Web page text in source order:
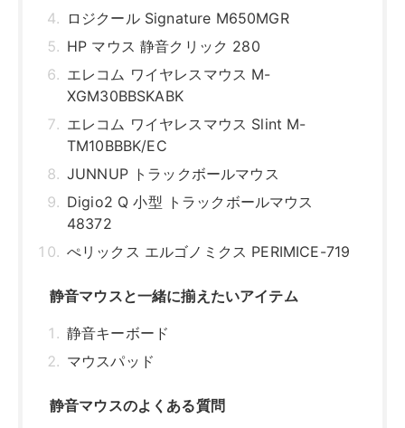
ロジクール Signature M650MGR
HP マウス 静音クリック 280
エレコム ワイヤレスマウス M-
XGM30BBSKABK
エレコム ワイヤレスマウス Slint M-
TM10BBBK/EC
JUNNUP トラックボールマウス
Digio2 Q 小型 トラックボールマウス
48372
ぺリックス エルゴノミクス PERIMICE-719
静音マウスと一緒に揃えたいアイテム
静音キーボード
マウスパッド
静音マウスのよくある質問